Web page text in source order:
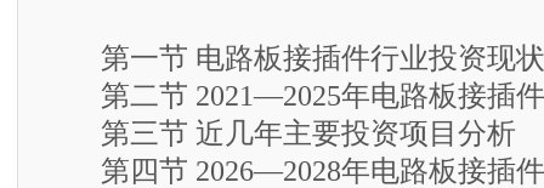
第一节 电路板接插件行业投资现
第二节 2021—2025年电路板接插件
第三节 近几年主要投资项目分析
第四节 2026—2028年电路板接插件